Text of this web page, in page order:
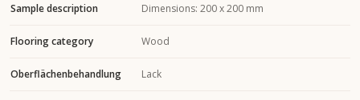
Sample description Dimensions: 200 x 200 mm
Flooring category Wood
Oberflächenbehandlung Lack